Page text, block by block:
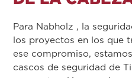
Para Nabholz , la
los proyectos en los que
ese compromiso,
cascos de seguridad de